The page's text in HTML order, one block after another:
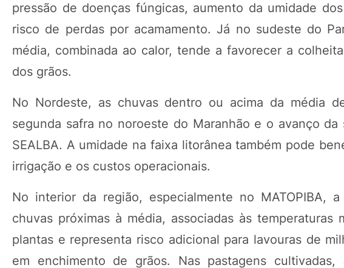
pressão de doenças fúngicas, aumento da umidade
risco de perdas por acamamento. Já no sudeste do
média, combinada ao calor, tende a favorecer a
dos grãos.
No Nordeste, as chuvas dentro ou acima da média
segunda safra no noroeste do Maranhão e o avanço
SEALBA. A umidade na faixa litorânea também pode
irrigação e os custos operacionais.
No interior da região, especialmente no MATOPIBA,
chuvas próximas à média, associadas às
plantas e representa risco adicional para lavouras de
em enchimento de grãos. Nas pastagens